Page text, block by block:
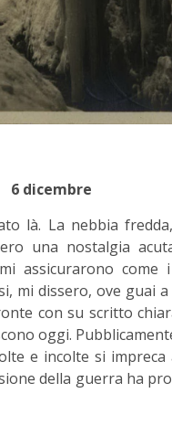
6 dicembre
là. La nebbia
una nostalgia
assicurarono
mi dissero, ove guai
con su scritto
oggi.
e incolte si
della guerra ha